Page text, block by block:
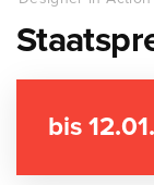
bis